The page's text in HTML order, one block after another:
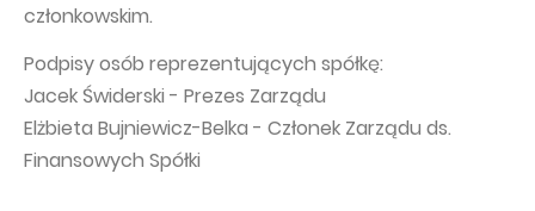
członkowskim.
Podpisy osób reprezentujących spółkę:
Jacek Świderski - Prezes Zarządu
Elżbieta Bujniewicz-Belka - Członek Zarządu ds.
Finansowych Spółki